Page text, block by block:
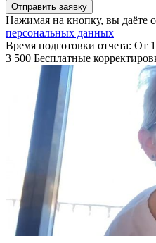
Отправить заявку
Нажимая на кнопку, вы даёте
персональных данных
Время подготовки отчета: От
3 500 Бесплатные